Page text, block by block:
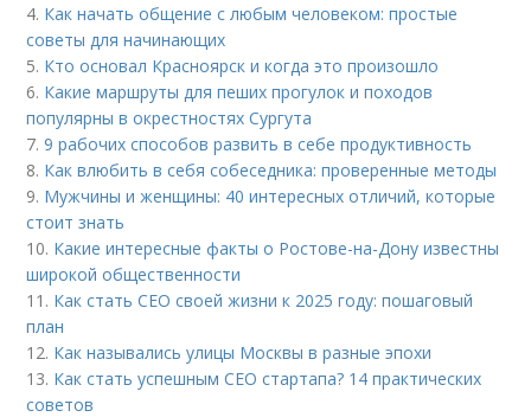
4. Как начать общение с любым человеком: простые
советы для начинающих
5. Кто основал Красноярск и когда это произошло
6. Какие маршруты для пеших прогулок и походов
популярны в окрестностях Сургута
7.9 рабочих способов развить в себе продуктивность
8. Как влюбить в себя собеседника: проверенные методы
9. Мужчины и женщины: 40 интересных отличий, которые
стоит знать
10. Какие интересные факты о Ростове-на-Дону известны
широкой общественности
11. Как стать CEO своей жизни к 2025 году: пошаговый
план
12. Как назывались улицы Москвы в разные эпохи
13. Как стать успешным СЕО стартапа? 14 практических
советов